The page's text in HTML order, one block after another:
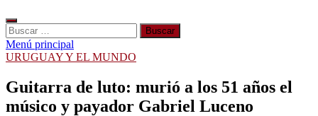
Buscar:
Menú principal
URUGUAY Y EL MUNDO
Guitarra de luto: murió a los 51 años el
músico y payador Gabriel Luceno